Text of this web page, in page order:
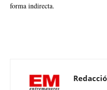
forma indirecta.